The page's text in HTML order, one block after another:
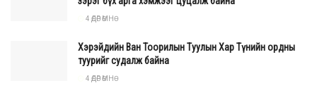
4 ӨДӨР ӨМНӨ
Хэрэйдийн Ван Тоорилын Туулын Хар Түнийн ордны
туурийг судалж байна
4 ӨДӨР ӨМНӨ